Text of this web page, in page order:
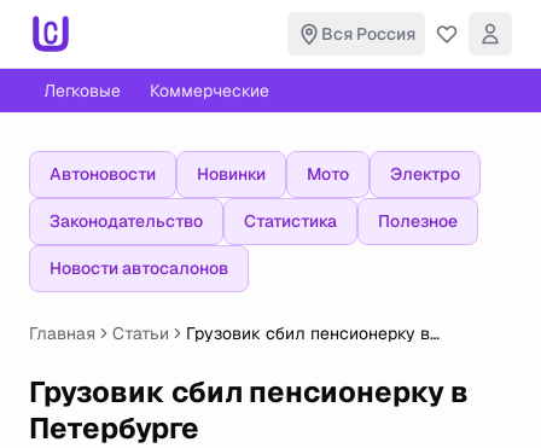
Вся Россия
Легковые Коммерческие
Автоновости Новинки Мото Электро
Законодательство Статистика Полезное
Новости автосалонов
Главная Статьи
Грузовик сбил пенсионерку в
Грузовик сбил пенсионерку в
Петербурге